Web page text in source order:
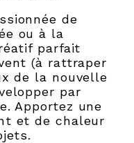
de
ou à la
parfait
(à rattraper
de la nouvelle
par
Apportez une
et de chaleur